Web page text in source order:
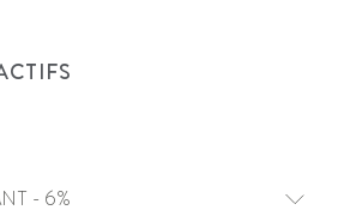
ACTIF ANTIODORANT - 6%